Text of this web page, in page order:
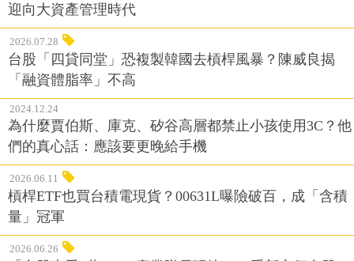
台股「四貸同堂」恐複製韓國去槓桿風暴？陳威良揭
「融資體脂率」不高
2024.12.24
為什麼賈伯斯、庫克、矽谷高層都禁止小孩使用3C？他
們的真心話：應該要更晚給手機
槓桿ETF也買台積電現貨？00631L曝險破百，成「含積
量」冠軍
「台股上看5萬5？」產業隊長張捷：AI重新定價台股！